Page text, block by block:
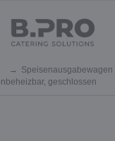
Speisenausgabewagen
beheizbar, geschlossen